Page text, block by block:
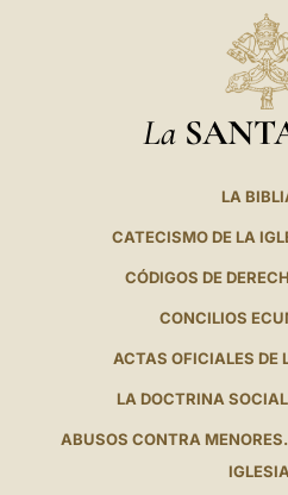
La
LA
CATECISMO DE LA
CÓDIGOS DE
CONCILIOS
ACTAS OFICIALES DE
LA DOCTRINA
ABUSOS CONTRA
IGLESIA